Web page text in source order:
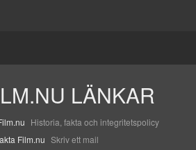
LÄNKAR
Historia, fakta och integritetspolicy
Film.nu Skriv ett mail